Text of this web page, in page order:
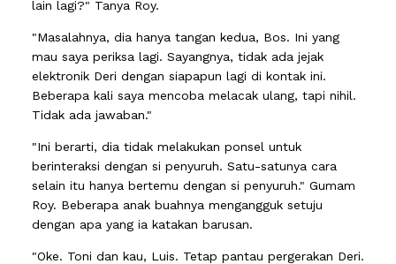
lain lagi?" Tanya Roy.
"Masalahnya, dia hanya tangan kedua, Bos. Ini yang
mau saya periksa lagi. Sayangnya, tidak ada jejak
elektronik Deri dengan siapapun lagi di kontak ini.
Beberapa kali saya mencoba melacak ulang, tapi nihil.
Tidak ada jawaban."
"Ini berarti, dia tidak melakukan ponsel untuk
berinteraksi dengan si penyuruh. Satu-satunya cara
selain itu hanya bertemu dengan si penyuruh." Gumam
Roy. Beberapa anak buahnya mengangguk setuju
dengan apa yang ia katakan barusan.
"Oke. Toni dan kau, Luis. Tetap pantau pergerakan Deri.